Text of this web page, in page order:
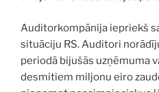
Auditorkompānija iepriekš
situāciju RS. Auditori
periodā bijušās uzņēmuma
desmitiem miljonu eiro